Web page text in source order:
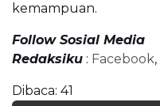
kemampuan.
Follow Sosial Media
Redaksiku : Facebook,
Dibaca: 41